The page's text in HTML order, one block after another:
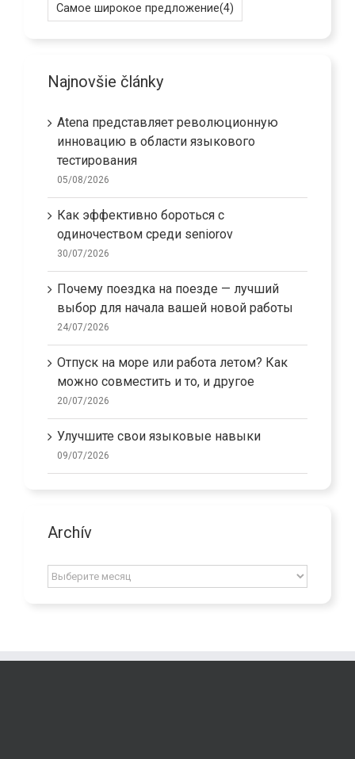
Самое широкое предложение(4)
Najnovšie články
Atena представляет революционную
инновацию в области языкового
тестирования
Как эффективно бороться с
одиночеством среди seniorov
Почему поездка на поезде — лучший
выбор для начала вашей новой работы
Отпуск на море или работа летом? Как
можно совместить и то, и другое
Улучшите свои языковые навыки
Archív